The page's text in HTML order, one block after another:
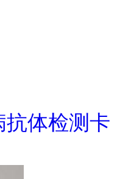
抗体检测卡